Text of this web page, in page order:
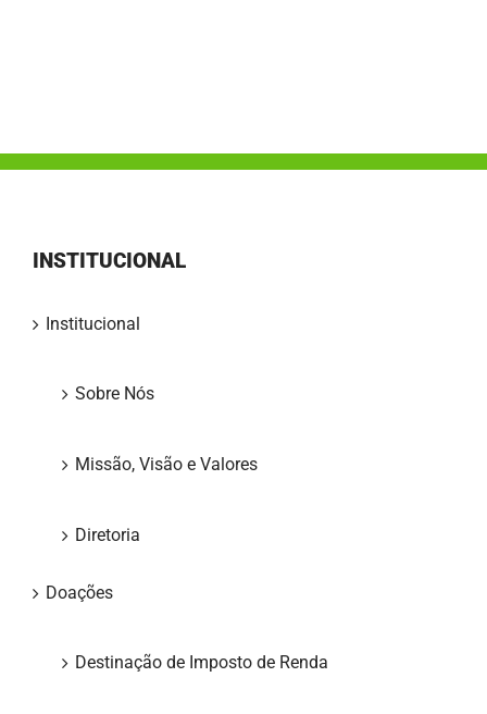
INSTITUCIONAL
Institucional
Sobre Nós
Missão, Visão e Valores
Diretoria
Doações
Destinação de Imposto de Renda